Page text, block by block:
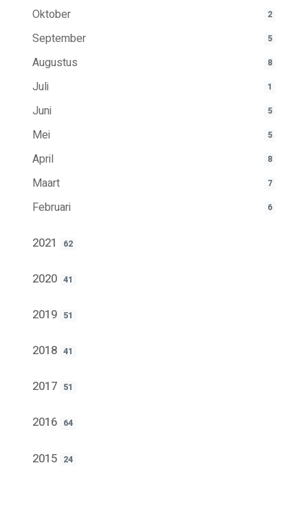
Oktober 2
September 5
Augustus 8
Juli 1
Juni 5
Mei 5
April 8
Maart 7
Februari 6
2021 62
2020 41
2019 51
2018 41
2017 51
2016 64
2015 24